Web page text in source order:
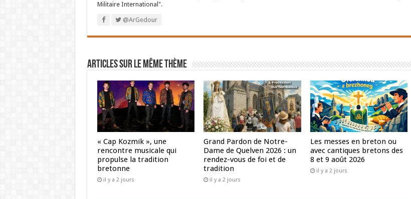
Militaire International".
@ArGedour
Articles sur le même thème
« Cap Kozmik », une
rencontre musicale qui
propulse la tradition
bretonne
il y a 2 jours
Grand Pardon de Notre-
Dame de Quelven 2026 : un
rendez-vous de foi et de
tradition
il y a 2 jours
Les messes en breton ou
avec cantiques bretons des
8 et 9 août 2026
il y a 2 jours